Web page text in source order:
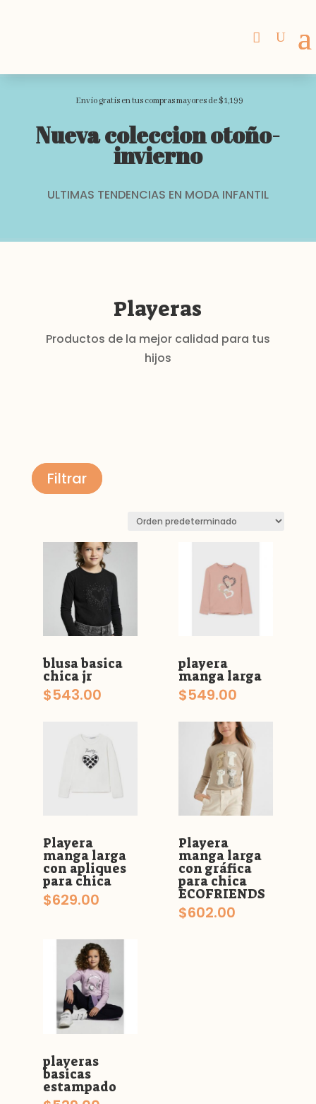
Envio gratis en tus compras mayores de $1,199
Nueva coleccion otoño-
invierno
ULTIMAS TENDENCIAS EN MODA INFANTIL
Playeras
Productos de la mejor calidad para tus
hijos
Filtrar
blusa basica
chica jr
$543.00
playera
manga larga
$549.00
Playera
manga larga
con apliques
para chica
$629.00
Playera
manga larga
con gráfica
para chica
ECOFRIENDS
$602.00
playeras
basicas
estampado